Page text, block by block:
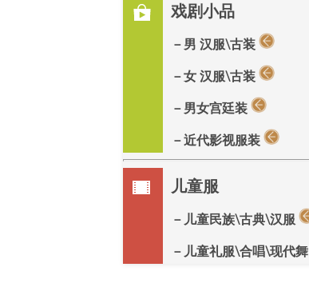
戏剧小品
－男 汉服\古装
－女 汉服\古装
－男女宫廷装
－近代影视服装
儿童服
－儿童民族\古典\汉服
－儿童礼服\合唱\现代舞